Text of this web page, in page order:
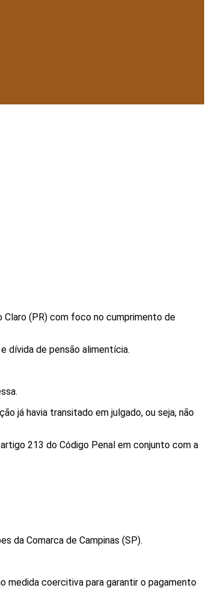
Claro (PR) com foco no cumprimento de
dívida de pensão alimentícia.
já havia transitado em julgado, ou seja, não
213 do Código Penal em conjunto com a
da Comarca de Campinas (SP).
medida coercitiva para garantir o pagamento